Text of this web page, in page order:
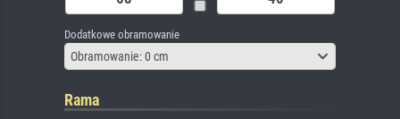
Dodatkowe obramowanie
Obramowanie: 0 cm
Rama